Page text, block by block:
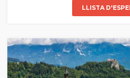
LLISTA